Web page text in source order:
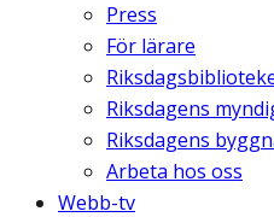
Press
För lärare
Riksdagens
Riksdagens
Arbeta hos oss
Webb-tv